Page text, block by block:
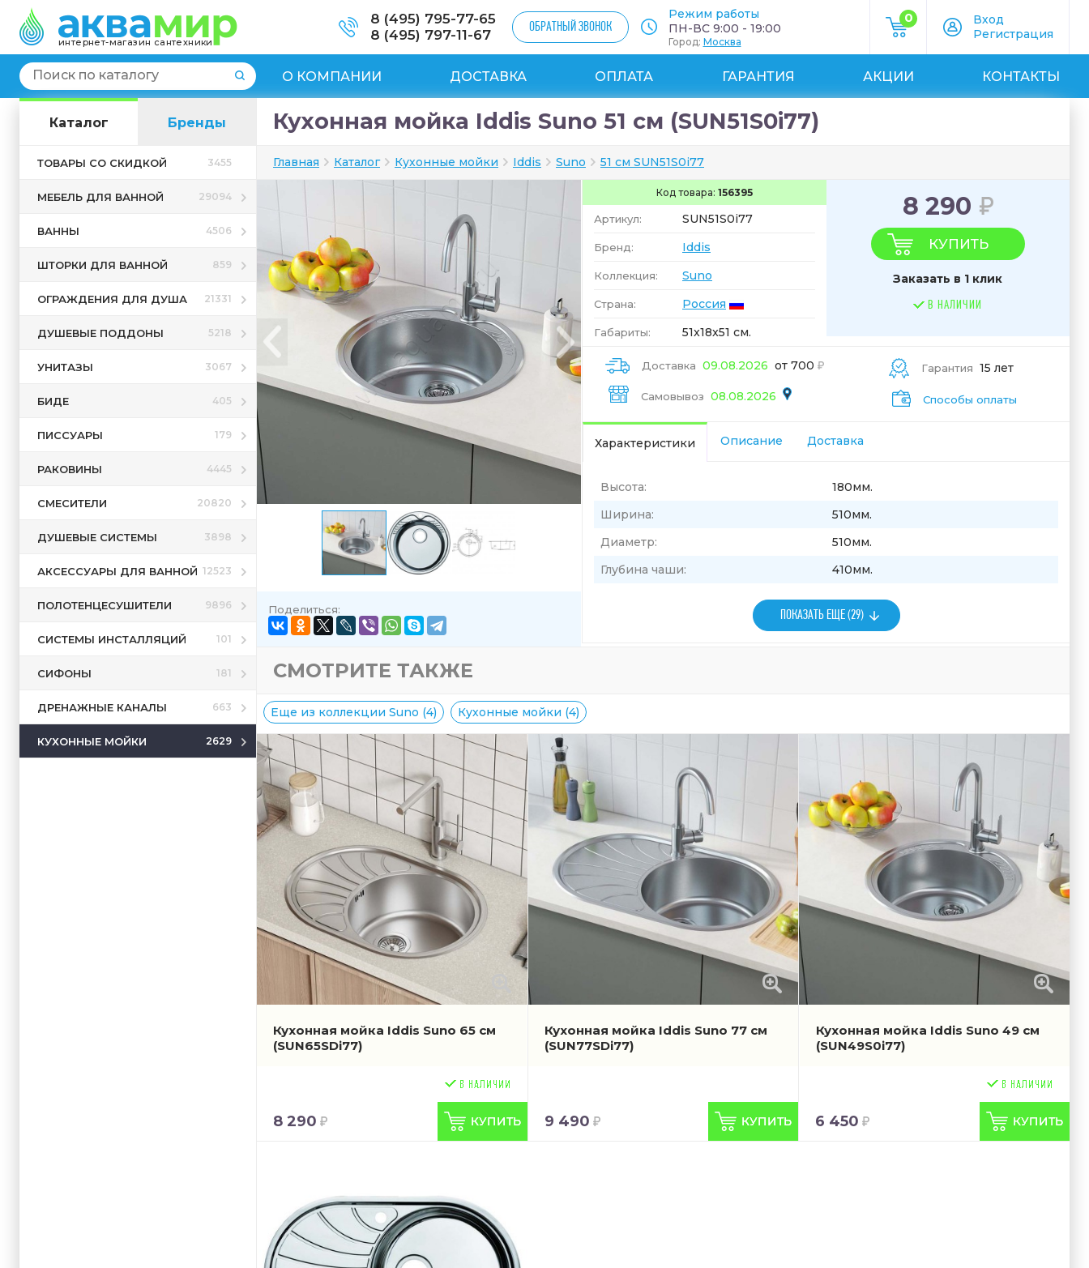
интернет-магазин сантехники
8 (495) 795-77-65
8 (495) 797-11-67
ОБРАТНЫЙ ЗВОНОК
Режим работы
ПН-ВС 9:00 - 19:00
Город: Москва
0
Вход
Регистрация
О КОМПАНИИ ДОСТАВКА ОПЛАТА ГАРАНТИЯ АКЦИИ КОНТАКТЫ
Каталог Бренды
ТОВАРЫ СО СКИДКОЙ 3455
МЕБЕЛЬ ДЛЯ ВАННОЙ 29094
ВАННЫ 4506
ШТОРКИ ДЛЯ ВАННОЙ 859
ОГРАЖДЕНИЯ ДЛЯ ДУША 21331
ДУШЕВЫЕ ПОДДОНЫ 5218
УНИТАЗЫ 3067
БИДЕ 405
ПИССУАРЫ 179
РАКОВИНЫ 4445
СМЕСИТЕЛИ 20820
ДУШЕВЫЕ СИСТЕМЫ 3898
АКСЕССУАРЫ ДЛЯ ВАННОЙ 12523
ПОЛОТЕНЦЕСУШИТЕЛИ 9896
СИСТЕМЫ ИНСТАЛЛЯЦИЙ 101
СИФОНЫ 181
ДРЕНАЖНЫЕ КАНАЛЫ 663
КУХОННЫЕ МОЙКИ 2629
Кухонная мойка Iddis Suno 51 см (SUN51S0i77)
Главная Каталог Кухонные мойки Iddis Suno 51 см SUN51S0i77
Поделиться:
Код товара: 156395
Артикул: SUN51S0i77
Бренд: Iddis
Коллекция: Suno
Страна: Россия
Габариты: 51x18x51 см.
8 290
КУПИТЬ
Заказать в 1 клик
В НАЛИЧИИ
Доставка 09.08.2026 от 700
Самовывоз 08.08.2026
Гарантия 15 лет
Способы оплаты
Характеристики Описание Доставка
Высота:
180мм.
Ширина:
510мм.
Диаметр:
510мм.
Глубина чаши:
410мм.
ПОКАЗАТЬ ЕЩЕ (29)
СМОТРИТЕ ТАКЖЕ
Еще из коллекции Suno (4) Кухонные мойки (4)
Кухонная мойка Iddis Suno 65 см
(SUN65SDi77)
8 290
Кухонная мойка Iddis Suno 77 см
(SUN77SDi77)
9 490
Кухонная мойка Iddis Suno 49 см
(SUN49S0i77)
6 450